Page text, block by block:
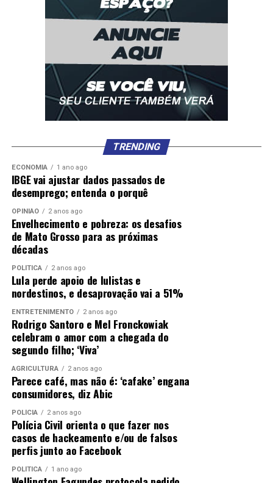
TRENDING
ECONOMIA 1 ano ago
IBGE vai ajustar dados passados de
desemprego; entenda o porquê
OPINIÃO 2 anos ago
Envelhecimento e pobreza: os desafios
de Mato Grosso para as próximas
décadas
POLÍTICA 2 anos ago
Lula perde apoio de lulistas e
nordestinos, e desaprovação vai a 51%
ENTRETENIMENTO 2 anos ago
Rodrigo Santoro e Mel Fronckowiak
celebram o amor com a chegada do
segundo filho; ‘Viva’
AGRICULTURA 2 anos ago
Parece café, mas não é: ‘cafake’ engana
consumidores, diz Abic
POLÍCIA 2 anos ago
Polícia Civil orienta o que fazer nos
casos de hackeamento e/ou de falsos
perfis junto ao Facebook
POLÍTICA 1 ano ago